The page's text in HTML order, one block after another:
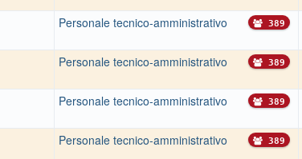
Personale tecnico-amministrativo 389
Personale tecnico-amministrativo 389
Personale tecnico-amministrativo 389
Personale tecnico-amministrativo 389